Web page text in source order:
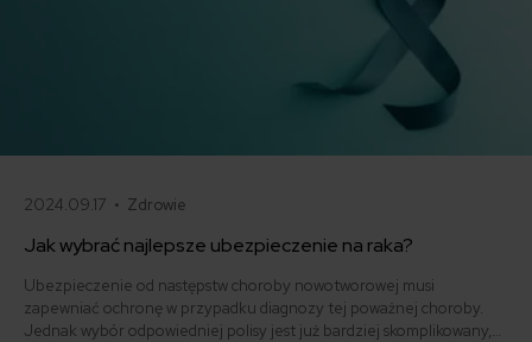
2024.09.17 • Zdrowie
Jak wybrać najlepsze ubezpieczenie na raka?
Ubezpieczenie od następstw choroby nowotworowej musi
zapewniać ochronę w przypadku diagnozy tej poważnej choroby.
Jednak wybór odpowiedniej polisy jest już bardziej skomplikowany,